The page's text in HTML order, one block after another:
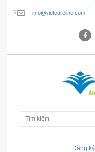
info@vietcareline.com
Đăng ký